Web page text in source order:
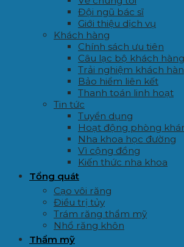
Đội ngũ bác sĩ
Giới thiệu dịch vụ
Khách hàng
Chính sách ưu tiên
Câu lạc bộ khách hàng
Trải nghiệm khách
Bảo hiểm liên kết
Thanh toán linh hoạt
Tin tức
Tuyển dụng
Hoạt động phòng
Nha khoa học đường
Vì cộng đồng
Kiến thức nha khoa
Tổng quát
Cạo vôi răng
Điều trị tủy
Trám răng thẩm mỹ
Nhổ răng khôn
Thẩm mỹ